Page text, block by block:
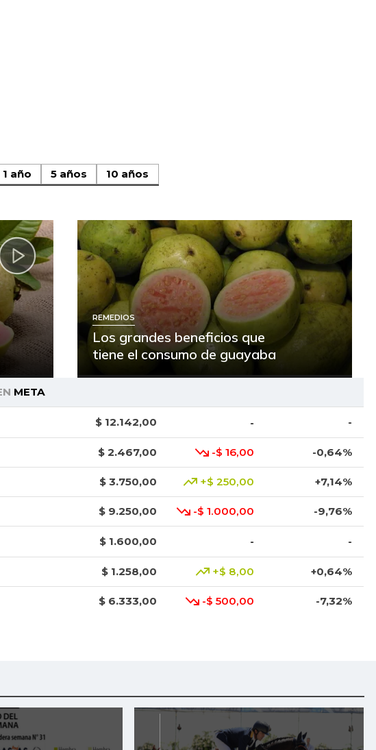
1 año 5 años 10 años
REMEDIOS
Los grandes beneficios que
tiene el consumo de guayaba
META
$ 12.142,00 - -
$ 2.467,00 -$ 16,00 -0,64%
$ 3.750,00 +$ 250,00 +7,14%
$ 9.250,00 -$ 1.000,00 -9,76%
$ 1.600,00 - -
$ 1.258,00 +$ 8,00 +0,64%
$ 6.333,00 -$ 500,00 -7,32%